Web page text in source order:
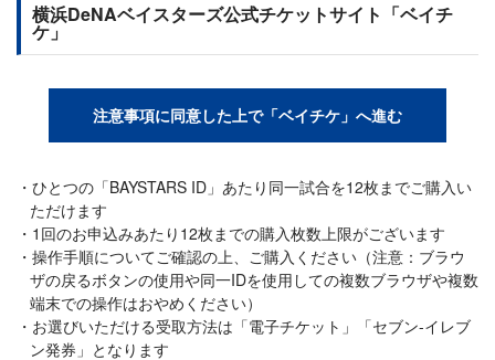
横浜DeNAベイスターズ公式チケットサイト「ベイチ
ケ」
注意事項に同意した上で「ベイチケ」へ進む
ひとつの「BAYSTARS ID」あたり同一試合を12枚までご購入い
ただけます
1回のお申込みあたり12枚までの購入枚数上限がございます
操作手順についてご確認の上、ご購入ください（注意：ブラウ
ザの戻るボタンの使用や同一IDを使用しての複数ブラウザや複数
端末での操作はおやめください）
お選びいただける受取方法は「電子チケット」「セブン-イレブ
ン発券」となります